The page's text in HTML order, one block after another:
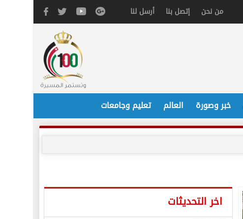
من نحن إتصل بنا أرسل لنا
خبر وصورة العالم تعليم وجامعات
اخر التحديثات